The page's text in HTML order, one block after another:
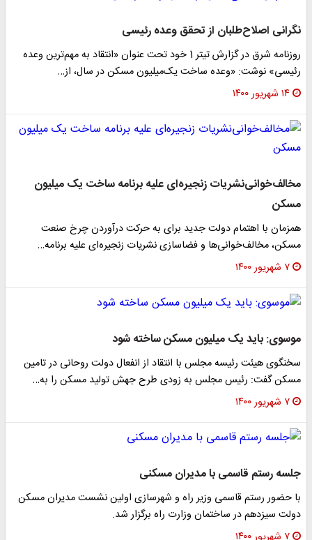
نگرانی اصلاح‌طلبان از تحقق وعده رئیسی
روزنامه شرق در گزارش تیتر 1 خود تحت عنوان «انتقاد به مهم‌ترین وعده
رئیسی» نوشت: «وعده ساخت یک‌میلیون مسکن در سال، از…
۱۴ شهریور ۱۴۰۰
مخالف‌خوانی‌نشریات زنجیره‌ای علیه برنامه ساخت یک میلیون
مسکن
همزمان با اهتمام دولت جدید برای به حرکت درآوردن چرخ صنعت
مسکن، مخالف‌خوانی‌ها و فضاسازی نشریات زنجیره‌ای علیه برنامه…
۷ شهریور ۱۴۰۰
موسوی: باید یک میلیون مسکن ساخته شود
سخنگوی هیئت رئیسه مجلس با انتقاد از انفعال دولت روحانی در تامین
مسکن گفت: رئیس مجلس به زودی طرح جهش تولید مسکن را به…
۷ شهریور ۱۴۰۰
جلسه رستم قاسمی با مدیران مسکنی
با حضور رستم قاسمی وزیر راه و شهرسازی اولین نشست مدیران مسکن
دولت سیزدهم در ساختمان وزارت راه برگزار شد.